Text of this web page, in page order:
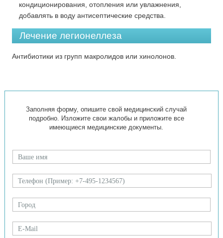
кондиционирования, отопления или увлажнения,
добавлять в воду антисептические средства.
Лечение легионеллеза
Антибиотики из групп макролидов или хинолонов.
Заполняя форму, опишите свой медицинский случай
подробно. Изложите свои жалобы и приложите все
имеющиеся медицинские документы.